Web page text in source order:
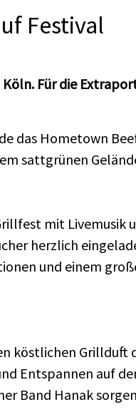
Festival
Für die
das Hometown
sattgrünen
mit Livemusik
herzlich
und einem
köstlichen Grillduft
Entspannen auf
Band Hanak